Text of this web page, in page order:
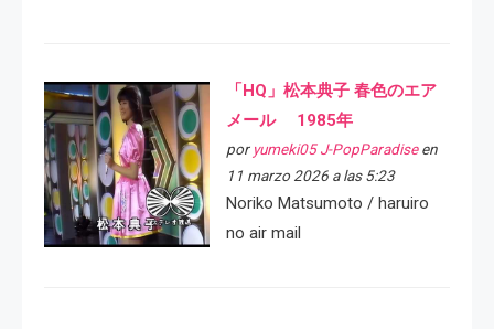
「HQ」松本典子 春色のエア
メール 1985年
por yumeki05 J-PopParadiseen
11 marzo 2026 a las 5:23
Noriko Matsumoto / haruiro
no air mail